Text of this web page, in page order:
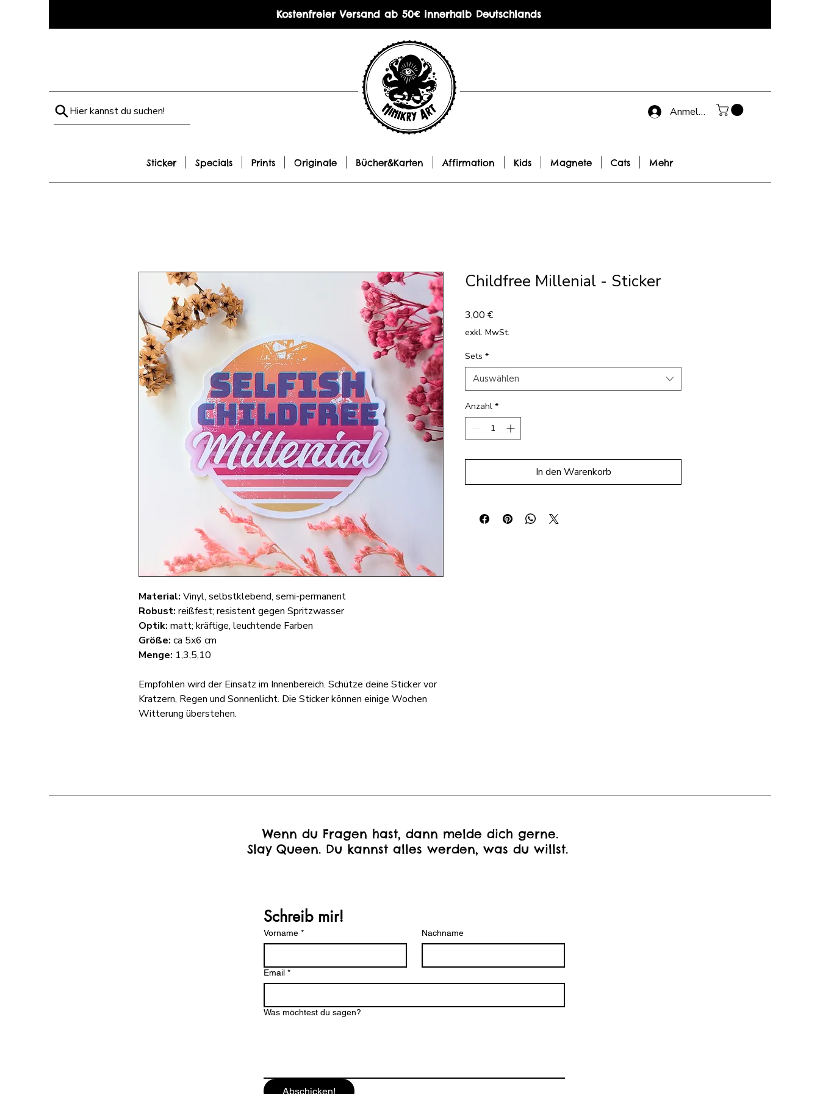
Kostenfreier Versand ab 50€ innerhalb Deutschlands
Hier kannst du suchen!
Sticker Specials Prints Originale Bücher&Karten Affirmation Kids Magnete Cats Mehr
Anmelden
Material: Vinyl, selbstklebend, semi-permanent
Robust: reißfest; resistent gegen Spritzwasser
Optik: matt; kräftige, leuchtende Farben
Größe: ca 5x6 cm
Menge: 1,3,5,10
Empfohlen wird der Einsatz im Innenbereich. Schütze deine Sticker vor
Kratzern, Regen und Sonnenlicht. Die Sticker können einige Wochen
Witterung überstehen.
Childfree Millenial - Sticker
3,00 €Preis
exkl. MwSt.
Sets *
Auswählen
Anzahl *
In den Warenkorb
Wenn du Fragen hast, dann melde dich gerne.
Slay Queen. Du kannst alles werden, was du willst.
Schreib mir!
Vorname * Nachname
Email *
Was möchtest du sagen?
Abschicken!